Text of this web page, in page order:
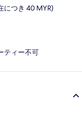
につき 40 MYR)
ティー不可